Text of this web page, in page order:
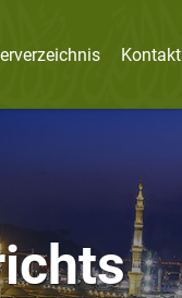
Kontakt